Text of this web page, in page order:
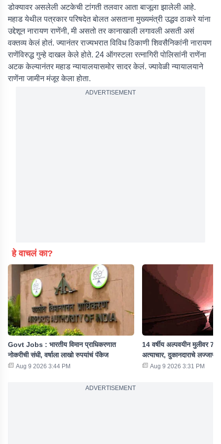
डोक्यावर असलेली अटकेची टांगती तलवार आता बाजूला झालेली आहे.
महाड येथील पत्रकार परिषदेत बोलत असताना मुख्यमंत्री उद्धव ठाकरे यांना
उद्देशून नारायण राणेंनी, मी असतो तर कानाखाली लगावली असती असं
वक्तव्य केलं होतं. ज्यानंतर राज्यभरात विविध ठिकाणी शिवसैनिकांनी नारायण
राणेंविरुद्ध गुन्हे दाखल केले होते. 24 ऑगस्टला रत्नागिरी पोलिसांनी राणेंना
अटक केल्यानंतर महाड न्यायालयासमोर सादर केलं. ज्यावेळी न्यायालयाने
राणेंना जामीन मंजूर केला होता.
ADVERTISEMENT
हे वाचलं का?
Govt Jobs : भारतीय विमान प्राधिकरणात
नोकरीची संधी, वर्षाला लाखो रुपयांचं पॅकेज
Aug 9 2026 3:44 PM
14 वर्षीय अल्पवयीन मुलीवर 7
अत्याचार, दुकानदाराचे
Aug 9 2026 3:31 PM
ADVERTISEMENT